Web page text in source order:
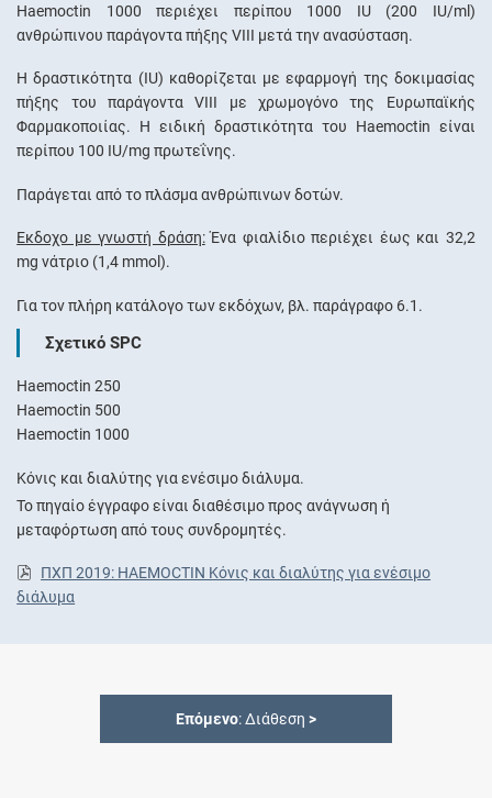
Haemoctin 1000 περιέχει περίπου 1000 IU (200 IU/ml)
ανθρώπινου παράγοντα πήξης VIII μετά την ανασύσταση.
Η δραστικότητα (IU) καθορίζεται με εφαρμογή της δοκιμασίας
πήξης του παράγοντα VIII με χρωμογόνο της Ευρωπαϊκής
Φαρμακοποιίας. Η ειδική δραστικότητα του Haemoctin είναι
περίπου 100 IU/mg πρωτεΐνης.
Παράγεται από το πλάσμα ανθρώπινων δοτών.
Έκδοχο με γνωστή δράση:Ένα φιαλίδιο περιέχει έως και 32,2
mg νάτριο (1,4 mmol).
Για τον πλήρη κατάλογο των εκδόχων, βλ. παράγραφο 6.1.
Σχετικό SPC
Haemoctin 250
Haemoctin 500
Haemoctin 1000
Κόνις και διαλύτης για ενέσιμο διάλυμα.
Το πηγαίο έγγραφο είναι διαθέσιμο προς ανάγνωση ή
μεταφόρτωση από τους συνδρομητές.
ΠΧΠ 2019: HAEMOCTIN Κόνις και διαλύτης για ενέσιμο
διάλυμα
Επόμενο: Διάθεση >